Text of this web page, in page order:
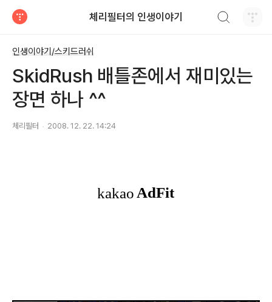
체리필터의 인생이야기
인생이야기/스키드러쉬
SkidRush 배틀존에서 재미있는
장면 하나 ^^
체리필터 2008. 12. 22. 14:24